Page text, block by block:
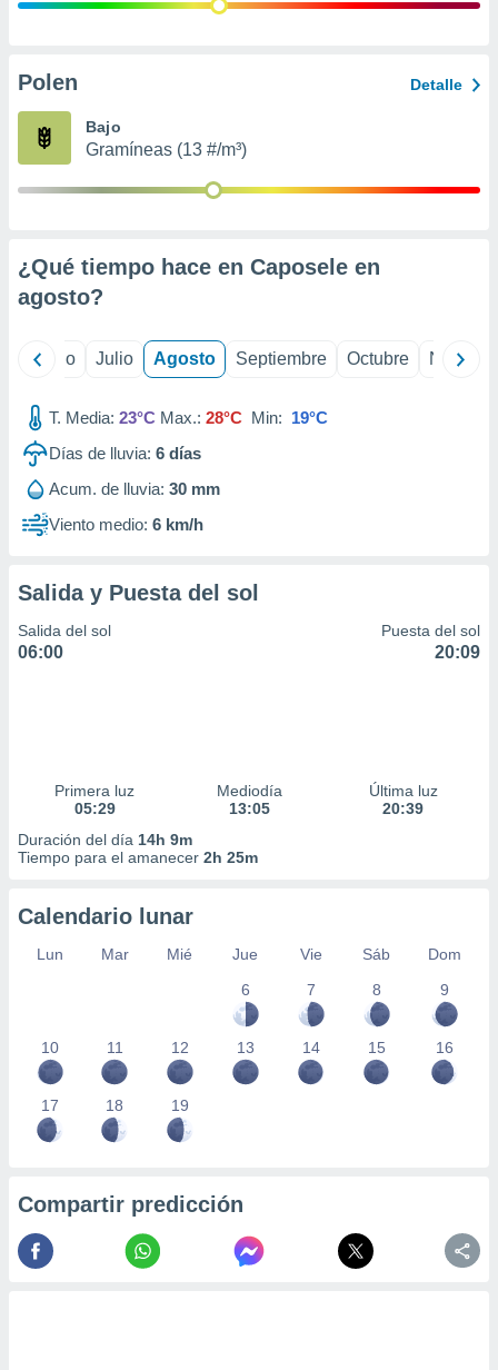
publicidad
de
Polen Detalle
Bajo
Gramíneas (13 #/m³)
¿Qué tiempo hace en Caposele en
agosto?
Junio Julio Agosto Septiembre Octubre
T. Media: 23°C Max.: 28°C Min: 19°C
Días de lluvia: 6 días
Acum. de lluvia: 30 mm
Viento medio: 6 km/h
Salida y Puesta del sol
Salida del sol
06:00
Puesta del sol
20:09
Primera luz
05:29
Mediodía
13:05
Última luz
20:39
Duración del día 14h 9m
Tiempo para el amanecer 2h 25m
Calendario lunar
Lun Mar Mié Jue Vie Sáb
Dom
6
7 8 9
10 11 12 13 14 15 16
17 18 19
Compartir predicción